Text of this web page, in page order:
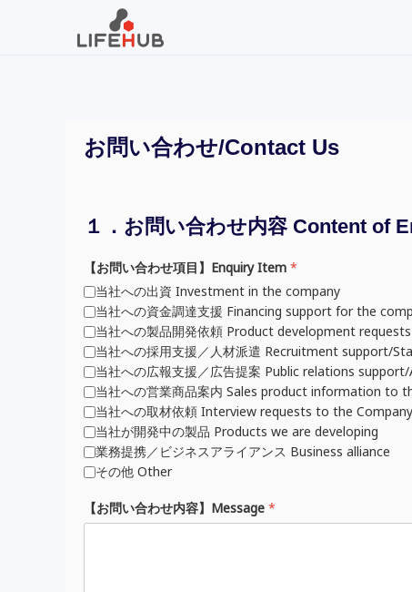
Skip to main content
お問い合わせ/Contact Us
１．お問い合わせ内容 Content of
【お問い合わせ項目】Enquiry Item *
当社への出資 Investment in the company
当社への資金調達支援 Financing support for the
当社への製品開発依頼 Product development
当社への採用支援／人材派遣 Recruitment support/
当社への広報支援／広告提案 Public relations
当社への営業商品案内 Sales product information to
当社への取材依頼 Interview requests to the Company
当社が開発中の製品 Products we are developing
業務提携／ビジネスアライアンス Business alliance
その他 Other
【お問い合わせ内容】Message *